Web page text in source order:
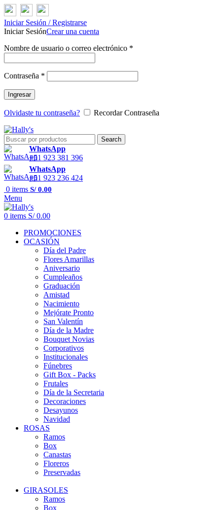
Iniciar Sesión / Registrarse
Iniciar SesiónCrear una cuenta
Nombre de usuario o correo electrónico *
Contraseña *
Ingresar
Olvidaste tu contraseña? Recordar Contraseña
Search
WhatsApp
+51 923 381 396
WhatsApp
+51 923 236 424
0 items S/0.00
Menu
0 items S/0.00
PROMOCIONES
OCASIÓN
Día del Padre
Flores Amarillas
Aniversario
Cumpleaños
Graduación
Amistad
Nacimiento
Mejórate Pronto
San Valentín
Día de la Madre
Bouquet Novias
Corporativos
Institucionales
Fúnebres
Gift Box - Packs
Frutales
Día de la Secretaria
Decoraciones
Desayunos
Navidad
ROSAS
Ramos
Box
Canastas
Floreros
Preservadas
GIRASOLES
Ramos
Box